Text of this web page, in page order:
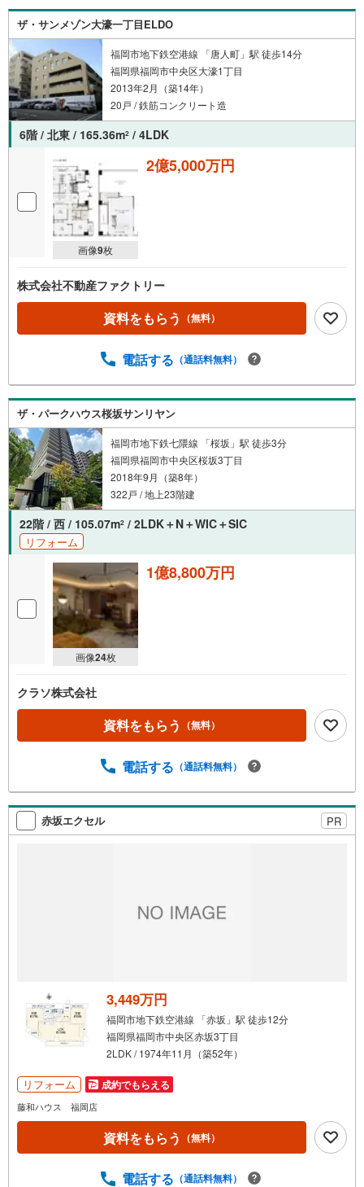
ザ・サンメゾン大濠一丁目ELDO
福岡市地下鉄空港線 「唐人町」駅 徒歩14分
福岡県福岡市中央区大濠1丁目
2013年2月（築14年）
20戸 / 鉄筋コンクリート造
6階 / 北東 / 165.36m2 / 4LDK
画像9枚
2億5,000万円
株式会社不動産ファクトリー
資料をもらう （無料）
電話する （通話料無料）
ザ・パークハウス桜坂サンリヤン
福岡市地下鉄七隈線 「桜坂」駅 徒歩3分
福岡県福岡市中央区桜坂3丁目
2018年9月（築8年）
322戸 / 地上23階建
22階 / 西 / 105.07m2 / 2LDK＋N＋WIC＋SIC
リフォーム
画像24枚
1億8,800万円
クラソ株式会社
資料をもらう （無料）
電話する （通話料無料）
赤坂エクセル PR
3,449万円
福岡市地下鉄空港線 「赤坂」駅 徒歩12分
福岡県福岡市中央区赤坂3丁目
2LDK / 1974年11月（築52年）
リフォーム 成約でもらえる
藤和ハウス 福岡店
資料をもらう （無料）
電話する （通話料無料）